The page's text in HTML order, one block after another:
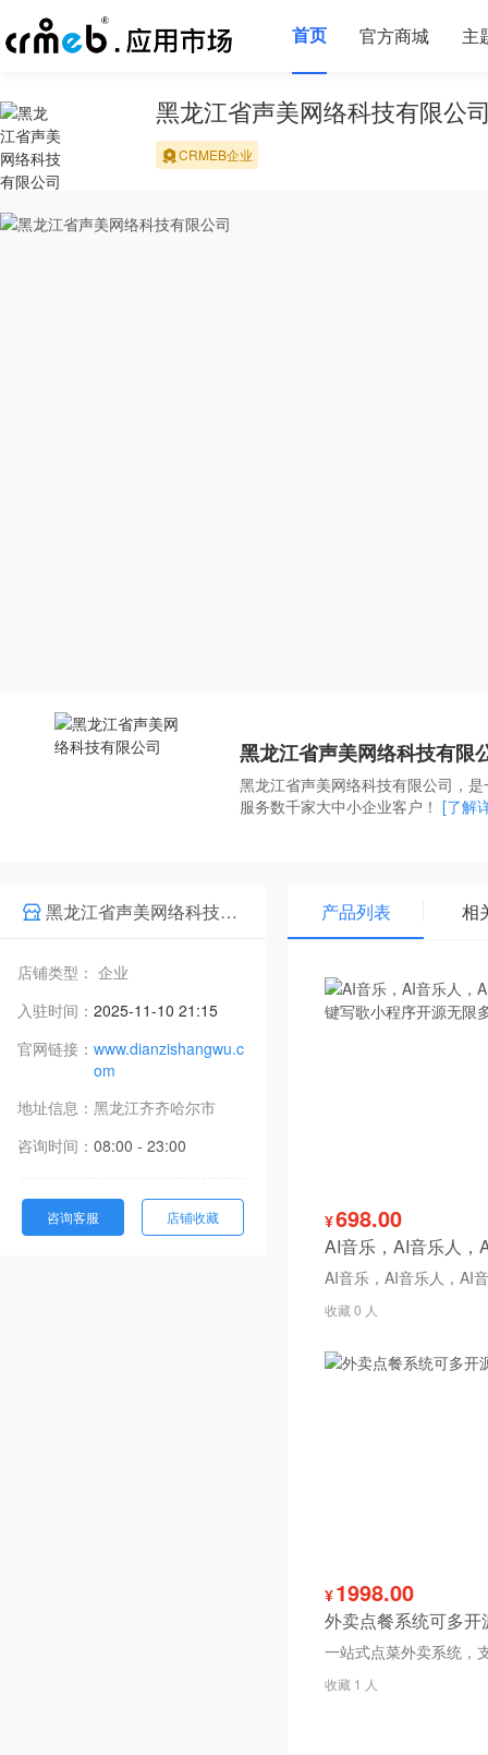
首页 官方商城 主
黑龙江省声美网络科技有限公
CRMEB企业
黑龙江省声美网络科技有限
黑龙江省声美网络科技有限公司，
服务数千家大中小企业客户！ [了解
黑龙江省声美网络科技有限公司
店铺类型： 企业
入驻时间： 2025-11-10 21:15
官网链接： www.dianzishangwu.c
om
地址信息： 黑龙江齐齐哈尔市
咨询时间： 08:00 - 23:00
咨询客服 店铺收藏
产品列表 相
¥698.00
收藏 0 人
¥1998.00
外卖点餐系统可多开
收藏 1 人